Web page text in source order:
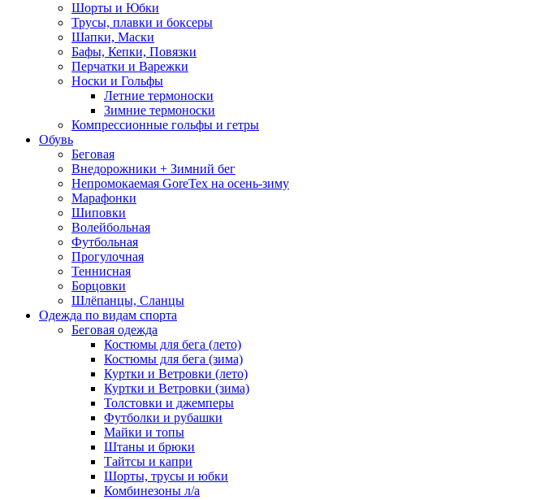
Шорты и Юбки
Трусы, плавки и боксеры
Шапки, Маски
Бафы, Кепки, Повязки
Перчатки и Варежки
Носки и Гольфы
Летние термоноски
Зимние термоноски
Компрессионные гольфы и гетры
Обувь
Беговая
Внедорожники + Зимний бег
Непромокаемая GoreTex на осень-зиму
Марафонки
Шиповки
Волейбольная
Футбольная
Прогулочная
Теннисная
Борцовки
Шлёпанцы, Сланцы
Одежда по видам спорта
Беговая одежда
Костюмы для бега (лето)
Костюмы для бега (зима)
Куртки и Ветровки (лето)
Куртки и Ветровки (зима)
Толстовки и джемперы
Футболки и рубашки
Майки и топы
Штаны и брюки
Тайтсы и капри
Шорты, трусы и юбки
Комбинезоны л/а